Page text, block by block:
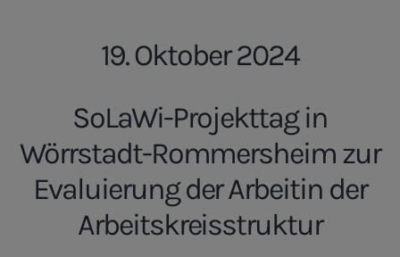
19. Oktober 2024
SoLaWi-Projekttag in
Wörrstadt-Rommersheim zur
Evaluierung der Arbeitin der
Arbeitskreisstruktur